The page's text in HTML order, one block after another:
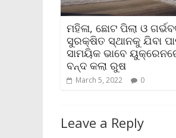
ମହିଳା, ଛୋଟ ପିଲା ଓ
ସୁରକ୍ଷିତ ସ୍ଥାନକୁ ଯିବା
ସାମୟିକ ଭାବେ
ବନ୍ଦ କଲା ରୁଷ
March 5, 2022 0
Leave a Reply